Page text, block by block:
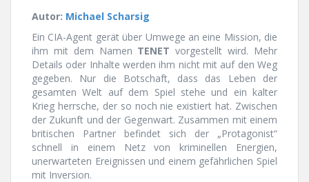
Autor: Michael Scharsig
Ein CIA-Agent gerät über Umwege an eine Mission, die
ihm mit dem Namen TENET vorgestellt wird. Mehr
Details oder Inhalte werden ihm nicht mit auf den Weg
gegeben. Nur die Botschaft, dass das Leben der
gesamten Welt auf dem Spiel stehe und ein kalter
Krieg herrsche, der so noch nie existiert hat. Zwischen
der Zukunft und der Gegenwart. Zusammen mit einem
britischen Partner befindet sich der „Protagonist“
schnell in einem Netz von kriminellen Energien,
unerwarteten Ereignissen und einem gefährlichen Spiel
mit Inversion.